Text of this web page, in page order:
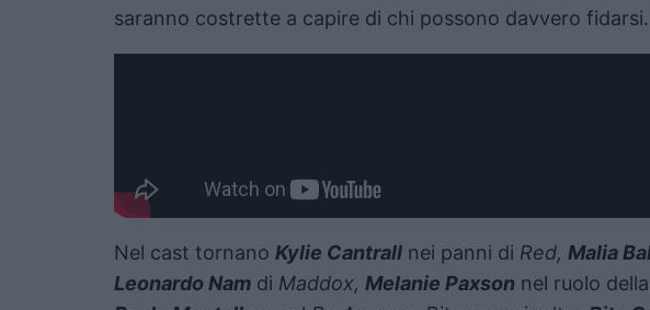
saranno costrette a capire di chi possono davvero fidarsi.
Nel cast tornano Kylie Cantrall nei panni di Red, Malia
Leonardo Nam di Maddox, Melanie Paxson nel ruolo della